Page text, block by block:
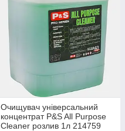
Очищувач універсальний
концентрат P&S All Purpose
Cleaner розлив 1л 214759